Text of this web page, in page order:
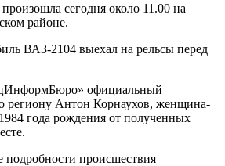
сегодня около 11.00 на
районе.
ВАЗ-2104 выехал на рельсы перед
официальный
региону Антон Корнаухов, женщина-
года рождения от полученных
происшествия